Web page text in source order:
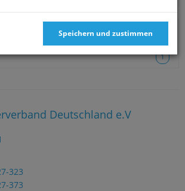
Speichern und zustimmen
1
Deutschland e.V
323
373